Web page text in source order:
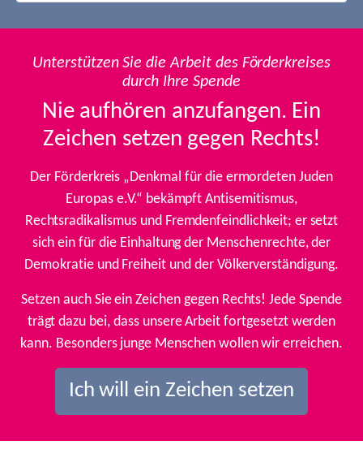
Unterstützen Sie die Arbeit des Förderkreises
durch Ihre Spende
Nie aufhören anzufangen. Ein
Zeichen setzen gegen Rechts!
Der Förderkreis „Denkmal für die ermordeten Juden
Europas e.V.“ bekämpft Antisemitismus,
Rechtsradikalismus und Fremdenfeindlichkeit; er setzt
sich ein für die Einhaltung der Menschenrechte, der
Demokratie und Freiheit und der Völkerverständigung.
Setzen auch Sie ein Zeichen gegen Rechts! Jede Spende
trägt dazu bei, dass unsere Arbeit fortgesetzt werden
kann. Besonders junge Menschen wollen wir erreichen.
Ich will ein Zeichen setzen